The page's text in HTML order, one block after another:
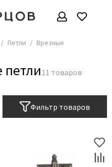
Петли Врезные
Фильтр товаров